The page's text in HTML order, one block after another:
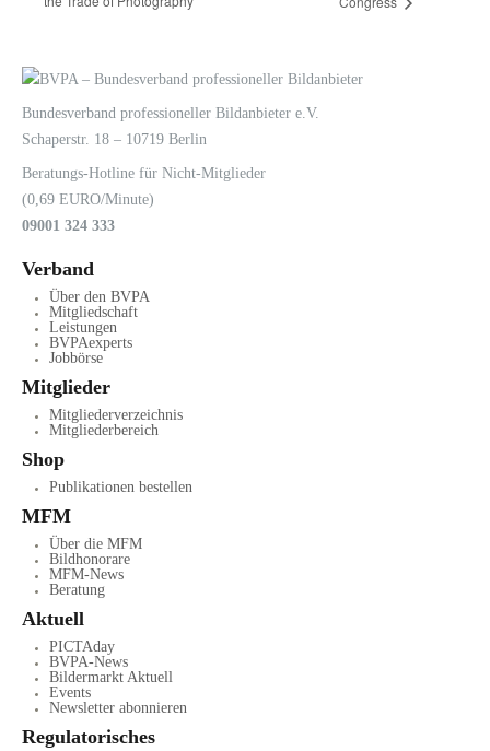
Bundesverband professioneller Bildanbieter e.V.
Schaperstr. 18 – 10719 Berlin
Beratungs-Hotline für Nicht-Mitglieder
(0,69 EURO/Minute)
09001 324 333
Verband
Über den BVPA
Mitgliedschaft
Leistungen
BVPAexperts
Jobbörse
Mitglieder
Mitgliederverzeichnis
Mitgliederbereich
Shop
Publikationen bestellen
MFM
Über die MFM
Bildhonorare
MFM-News
Beratung
Aktuell
PICTAday
BVPA-News
Bildermarkt Aktuell
Events
Newsletter abonnieren
Regulatorisches